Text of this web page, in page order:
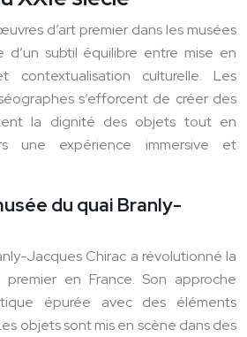
d’art premier dans les musées
d’un subtil équilibre entre mise en
contextualisation culturelle. Les
s’efforcent de créer des
la dignité des objets tout en
une expérience immersive et
du quai Branly-
Jacques Chirac a révolutionné la
premier en France. Son approche
épurée avec des éléments
objets sont mis en scène dans des